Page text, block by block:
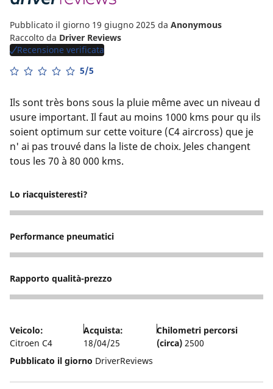
Pubblicato il giorno 19 giugno 2025 da Anonymous
Raccolto da Driver Reviews
Recensione verificata
5/5
Ils sont très bons sous la pluie même avec un niveau d
usure important. Il faut au moins 1000 kms pour qu ils
soient optimum sur cette voiture (C4 aircross) que je
n' ai pas trouvé dans la liste de choix. Jeles changent
tous les 70 à 80 000 kms.
Lo riacquisteresti?
5
Performance pneumatici
4
Rapporto qualità-prezzo
3
Veicolo:
Citroen C4
Acquista:
18/04/25
Chilometri percorsi
(circa) 2500
Pubblicato il giorno DriverReviews